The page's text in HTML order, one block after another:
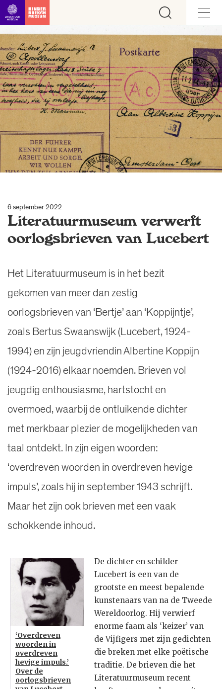
Ga direct naar inhoud
6 september 2022
Literatuurmuseum verwerft
oorlogsbrieven van Lucebert
Het Literatuurmuseum is in het bezit
gekomen van meer dan zestig
oorlogsbrieven van ‘Bertje’ aan ‘Koppijntje’,
zoals Bertus Swaanswijk (Lucebert, 1924-
1994) en zijn jeugdvriendin Albertine Koppijn
(1924-2016) elkaar noemden. Brieven vol
jeugdig enthousiasme, hartstocht en
overmoed, waarbij de ontluikende dichter
met merkbaar plezier de mogelijkheden van
taal ontdekt. In zijn eigen woorden:
‘overdreven woorden in overdreven hevige
impuls’, zoals hij in september 1943 schrijft.
Maar het zijn ook brieven met een vaak
schokkende inhoud.
‘Overdreven
woorden in
overdreven
hevige impuls.’
Over de
oorlogsbrieven
De dichter en schilder
Lucebert is een van de
grootste en meest bepalende
kunstenaars van na de Tweede
Wereldoorlog. Hij verwierf
enorme faam als ‘keizer’ van
de Vijfigers met zijn gedichten
die breken met elke poëtische
traditie. De brieven die het
Literatuurmuseum recent